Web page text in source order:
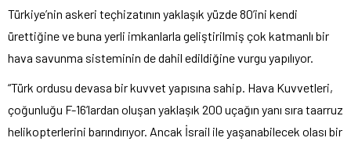
Türkiye’nin askeri teçhizatının yaklaşık yüzde 80’ini kendi
ürettiğine ve buna yerli imkanlarla geliştirilmiş çok katmanlı bir
hava savunma sisteminin de dahil edildiğine vurgu yapılıyor.
“Türk ordusu devasa bir kuvvet yapısına sahip. Hava Kuvvetleri,
çoğunluğu F-16’lardan oluşan yaklaşık 200 uçağın yanı sıra taarruz
helikopterlerini barındırıyor. Ancak İsrail ile yaşanabilecek olası bir